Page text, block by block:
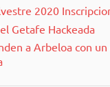
2020
Getafe Hackeada
a Arbeloa con